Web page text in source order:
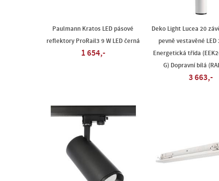
Paulmann Kratos LED pásové
reflektory ProRail3 9 W LED černá
1 654,-
Deko Light Lucea 20
pevně vestavěné LED
Energetická třída
G) Dopravní bílá
3 663,-